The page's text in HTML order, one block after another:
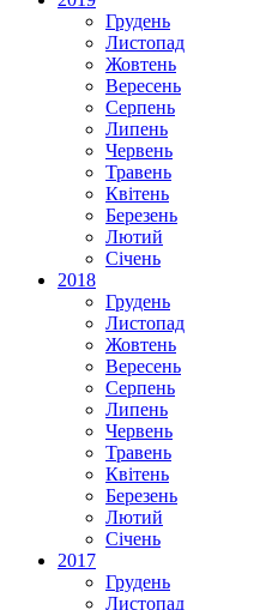
Грудень
Листопад
Жовтень
Вересень
Серпень
Липень
Червень
Травень
Квітень
Березень
Лютий
Січень
2018
Грудень
Листопад
Жовтень
Вересень
Серпень
Липень
Червень
Травень
Квітень
Березень
Лютий
Січень
2017
Грудень
Листопад